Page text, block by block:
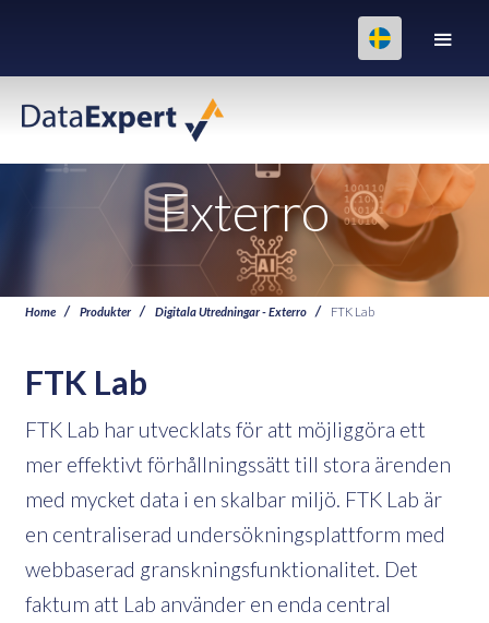
Exterro
Home Produkter Digitala Utredningar - Exterro FTK Lab
FTK Lab
FTK Lab har utvecklats för att möjliggöra ett
mer effektivt förhållningssätt till stora ärenden
med mycket data i en skalbar miljö. FTK Lab är
en centraliserad undersökningsplattform med
webbaserad granskningsfunktionalitet. Det
faktum att Lab använder en enda central